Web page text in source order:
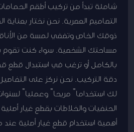
شاملة تبدأ من تركيب أطقم
التصاميم العصرية. نحن نختار بعناية
ذوقك الخاص وتضفي لمسة من
مساحتك الشخصية. سواء كنت تقوم
بالكامل أو ترغب في استبدال قطع
دقة التركيب. نحن نركز على
لك استخداماً مريحاً وعملياً
الحنفيات والخلاطات بقطع غيار
أهمية استخدام قطع غيار أصلية عند